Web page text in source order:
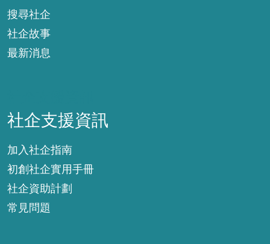
搜尋社企
社企故事
最新消息
社企支援資訊
加入社企指南
初創社企實用手冊
社企資助計劃
常見問題